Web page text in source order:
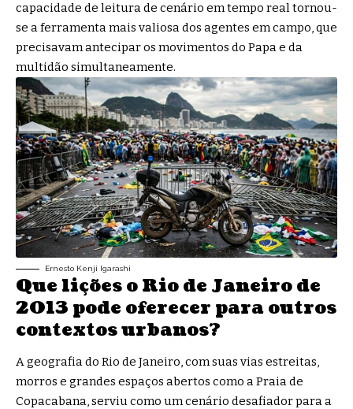
capacidade de leitura de cenário em tempo real tornou-
se a ferramenta mais valiosa dos agentes em campo, que
precisavam antecipar os movimentos do Papa e da
multidão simultaneamente.
Ernesto Kenji Igarashi
Que lições o Rio de Janeiro de
2013 pode oferecer para outros
contextos urbanos?
A geografia do Rio de Janeiro, com suas vias estreitas,
morros e grandes espaços abertos como a Praia de
Copacabana, serviu como um cenário desafiador para a